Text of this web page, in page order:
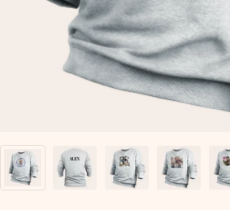
nopeammin kuin ehdit sanoa “yllätys!”